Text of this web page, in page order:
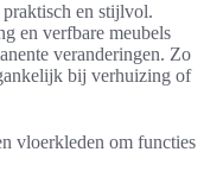
en stijlvol.
en verfbare meubels
veranderingen. Zo
bij verhuizing of
vloerkleden om functies